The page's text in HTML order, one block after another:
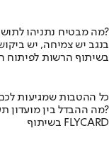
מה מבטיח נתניהו לתושבי הנגב?
בנגב יש צמיחה, יש
בשיתוף הרשות לפיתוח
כל ההטבות שמגיעות
מה ההבדל בין מועדון תעופה וכרטיס אשראי?
בשיתוף FLYCARD